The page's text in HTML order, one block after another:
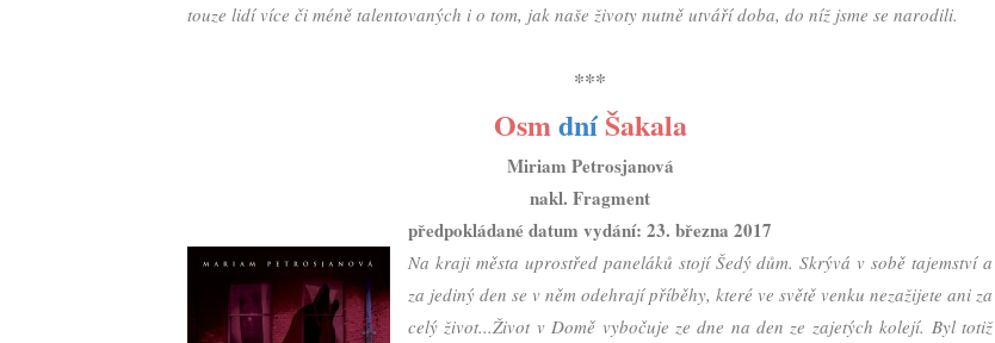
touze lidí více či méně talentovaných i o tom, jak naše životy nutně utváří doba, do níž jsme se narodili.
***
OsmdníŠakala
Miriam Petrosjanová
nakl. Fragment
předpokládané datum vydání: 23. března 2017
Na kraji města uprostřed paneláků stojí Šedý dům. Skrývá v sobě tajemství a
za jediný den se v něm odehrají příběhy, které ve světě venku nezažijete ani za
celý život...Život v Domě vybočuje ze dne na den ze zajetých kolejí. Byl totiž